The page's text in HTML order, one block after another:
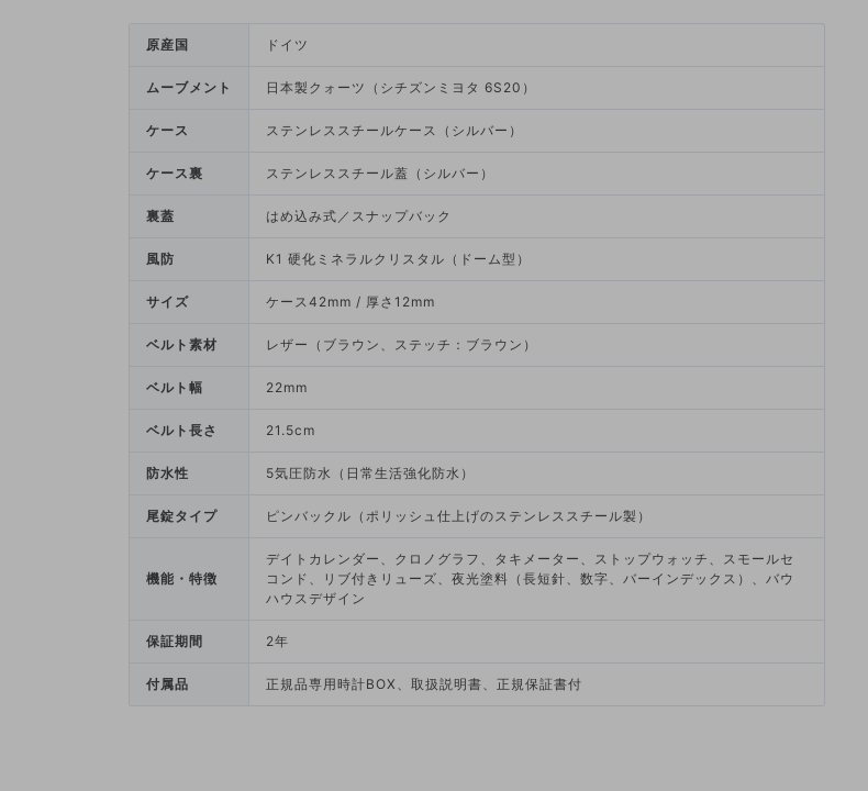
原産国 ドイツ
ムーブメント 日本製クォーツ（シチズンミヨタ 6S20）
ケース ステンレススチールケース（シルバー）
ケース裏 ステンレススチール蓋（シルバー）
裏蓋 はめ込み式／スナップバック
風防 K1 硬化ミネラルクリスタル（ドーム型）
サイズ ケース42mm / 厚さ12mm
ベルト素材 レザー（ブラウン、ステッチ：ブラウン）
ベルト幅 22mm
ベルト長さ 21.5cm
防水性 5気圧防水（日常生活強化防水）
尾錠タイプ ピンバックル（ポリッシュ仕上げのステンレススチール製）
機能・特徴
デイトカレンダー、クロノグラフ、タキメーター、ストップウォッチ、スモールセ
コンド、リブ付きリューズ、夜光塗料（長短針、数字、バーインデックス）、バウ
ハウスデザイン
保証期間 2年
付属品 正規品専用時計BOX、取扱説明書、正規保証書付